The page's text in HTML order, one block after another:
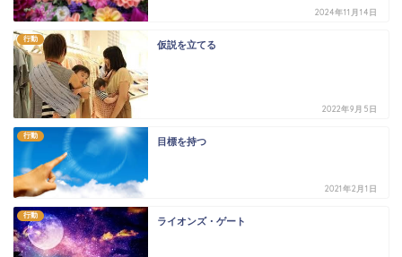
2024年11月14日
行動
仮説を立てる
2022年9月5日
行動
目標を持つ
2021年2月1日
行動
ライオンズ・ゲート